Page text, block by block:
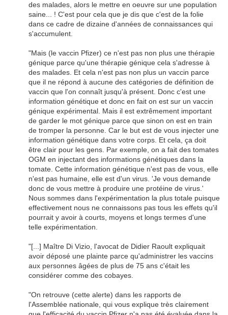
des malades, alors le mettre en oeuvre sur une population
saine... ! C'est pour cela que je dis que c'est de la folie
dans ce cadre de dizaine d'années de connaissances qui
s'accumulent.
"Mais (le vaccin Pfizer) ce n'est pas non plus une thérapie
génique parce qu'une thérapie génique cela s'adresse à
des malades. Et cela n'est pas non plus un vaccin parce
que il ne répond à aucune des catégories de définition de
vaccin que l'on connaît jusqu'à présent. Donc c'est une
information génétique et donc en fait on est sur un vaccin
génique expérimental. Mais il est extrêmement important
de garder le mot génique parce que sinon on est en train
de tromper la personne. Car le but est de vous injecter une
information génétique dans votre corps. Et cela, ça doit
être clair pour les gens. Par exemple, on a fait des tomates
OGM en injectant des informations génétiques dans la
tomate. Cette information génétique n'est pas de vous, elle
n'est pas humaine, elle est d'un virus. 'Je vous demande
donc de vous mettre à produire une protéine de virus.'
Nous sommes dans l'expérimentation la plus totale puisque
effectivement nous ne connaissons pas tous les effets qu'il
pourrait y avoir à courts, moyens et longs termes d'une
telle expérimentation.
"[...] Maître Di Vizio, l'avocat de Didier Raoult expliquait
avoir déposé une plainte parce qu'administrer les vaccins
aux personnes âgées de plus de 75 ans c'était les
considérer comme des cobayes.
"On retrouve (cette alerte) dans les rapports de
l'Assemblée nationale, qui vous explique très clairement